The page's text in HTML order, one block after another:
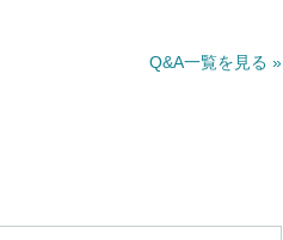
Q&A一覧を見る »